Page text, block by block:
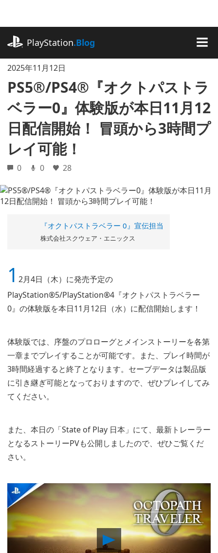
に
ッ
PlayStation.Blog
2025年11月12日
PS5®/PS4®『オクトパストラ
ベラー0』体験版が本日11月12
日配信開始！ 冒頭から3時間プ
レイ可能！
0 0 28
『オクトパストラベラー 0』宣伝担当
株式会社スクウェア・エニックス
1 2月4日（木）に発売予定の
PlayStation®5/PlayStation®4『オクトパストラベラー
0』の体験版を本日11月12日（水）に配信開始します！
体験版では、序盤のプロローグとメインストーリーを各第
一章までプレイすることが可能です。また、プレイ時間が
3時間経過すると終了となります。セーブデータは製品版
に引き継ぎ可能となっておりますので、ぜひプレイしてみ
てください。
また、本日の「State of Play 日本」にて、最新トレーラー
となるストーリーPVも公開しましたので、ぜひご覧くだ
さい。
Play
Video